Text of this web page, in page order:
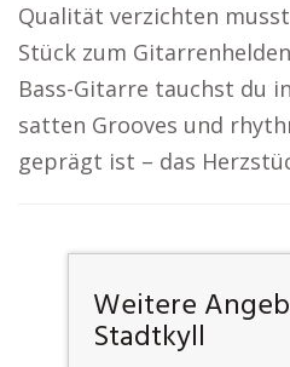
Qualität verzichten
Stück zum
Bass-Gitarre tauchst du
satten Grooves und
geprägt ist – das
Weitere
Stadtkyll